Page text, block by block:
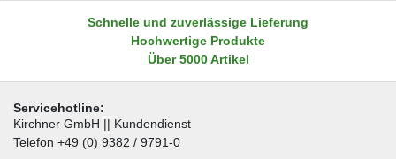
Schnelle und zuverlässige Lieferung
Hochwertige Produkte
Über 5000 Artikel
Servicehotline:
Kirchner GmbH || Kundendienst
Telefon +49 (0) 9382 / 9791-0